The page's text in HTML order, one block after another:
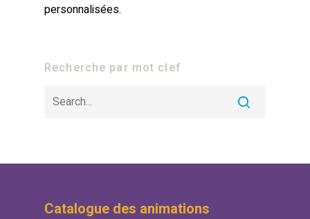
personnalisées.
Recherche par mot clef
Catalogue des animations